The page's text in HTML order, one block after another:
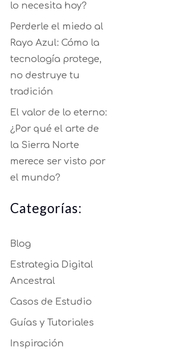
lo necesita hoy?
Perderle el miedo al
Rayo Azul: Cómo la
tecnología protege,
no destruye tu
tradición
El valor de lo eterno:
¿Por qué el arte de
la Sierra Norte
merece ser visto por
el mundo?
Categorías:
Blog
Estrategia Digital
Ancestral
Casos de Estudio
Guías y Tutoriales
Inspiración